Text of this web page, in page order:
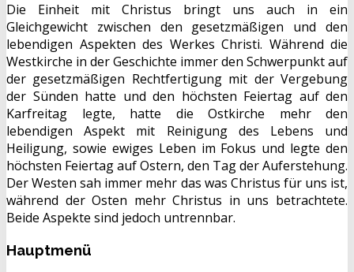
Die Einheit mit Christus bringt uns auch in ein
Gleichgewicht zwischen den gesetzmäßigen und den
lebendigen Aspekten des Werkes Christi. Während die
Westkirche in der Geschichte immer den Schwerpunkt auf
der gesetzmäßigen Rechtfertigung mit der Vergebung
der Sünden hatte und den höchsten Feiertag auf den
Karfreitag legte, hatte die Ostkirche mehr den
lebendigen Aspekt mit Reinigung des Lebens und
Heiligung, sowie ewiges Leben im Fokus und legte den
höchsten Feiertag auf Ostern, den Tag der Auferstehung.
Der Westen sah immer mehr das was Christus für uns ist,
während der Osten mehr Christus in uns betrachtete.
Beide Aspekte sind jedoch untrennbar.
Hauptmenü